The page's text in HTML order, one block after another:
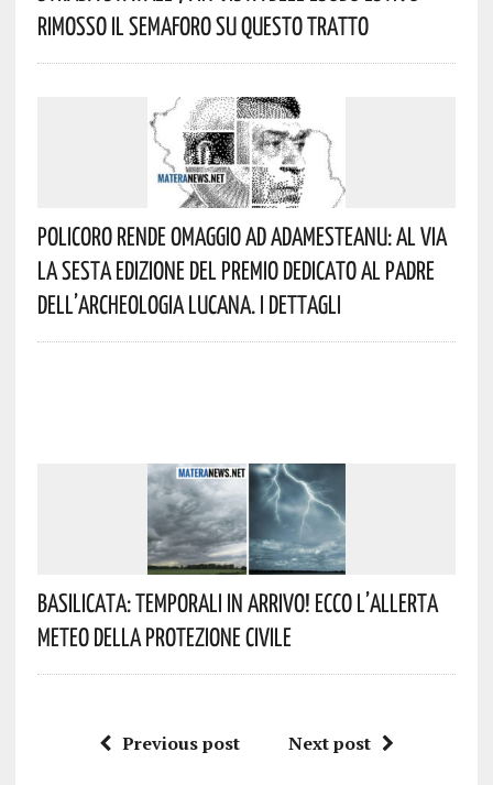
Rimosso Il Semaforo Su Questo Tratto
Policoro Rende Omaggio Ad Adamesteanu: Al Via
La Sesta Edizione Del Premio Dedicato Al Padre
Dell’archeologia Lucana. I Dettagli
Basilicata: Temporali In Arrivo! Ecco L’allerta
Meteo Della Protezione Civile
Previous post Next post